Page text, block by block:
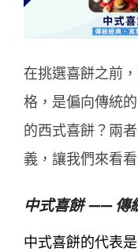
在挑選喜餅之前
格，是偏向傳統
的西式喜餅？兩
義，讓我們來看
中式喜餅 —— 傳
中式喜餅的代表